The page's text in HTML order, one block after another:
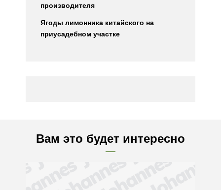
производителя
Ягоды лимонника китайского на
приусадебном участке
Вам это будет интересно